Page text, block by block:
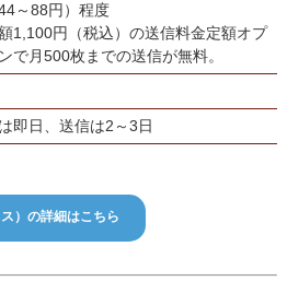
～88円）程度
1,100円（税込）の送信料金定額オプ
で月500枚までの送信が無料。
即日、送信は2～3日
）の詳細はこちら